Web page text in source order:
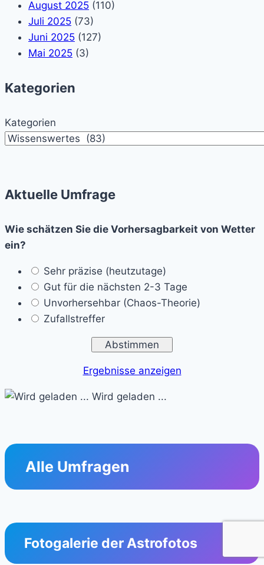
August 2025 (110)
Juli 2025 (73)
Juni 2025 (127)
Mai 2025 (3)
Kategorien
Kategorien
Aktuelle Umfrage
Wie schätzen Sie die Vorhersagbarkeit von Wetter
ein?
Sehr präzise (heutzutage)
Gut für die nächsten 2-3 Tage
Unvorhersehbar (Chaos-Theorie)
Zufallstreffer
Ergebnisse anzeigen
Wird geladen ...
Alle Umfragen
Fotogalerie der Astrofotos